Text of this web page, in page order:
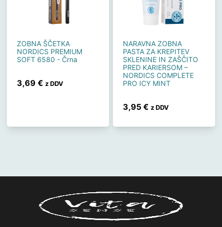
ZOBNA ŠČETKA
NORDICS PREMIUM
SOFT 6580 - Črna
3,69€ z DDV
NARAVNA ZOBNA
PASTA ZA KREPITEV
SKLENINE IN ZAŠČITO
PRED KARIERSOM –
NORDICS COMPLETE
PRO ICY MINT
3,95€ z DDV